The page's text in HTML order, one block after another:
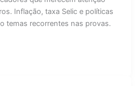
Inflação, taxa Selic e políticas
temas recorrentes nas provas.